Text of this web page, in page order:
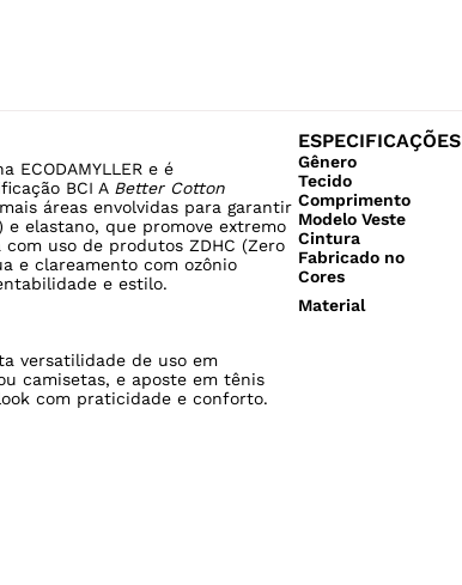
ECODAMYLLER e é
BCI A Better Cotton
áreas envolvidas para garantir
e elastano, que promove extremo
uso de produtos ZDHC (Zero
e clareamento com ozônio
e estilo.
versatilidade de uso em
camisetas, e aposte em tênis
com praticidade e conforto.
ESPECIFICAÇÕES
Gênero
Tecido
Comprimento
Modelo Veste
Cintura
Fabricado no
Cores
Material